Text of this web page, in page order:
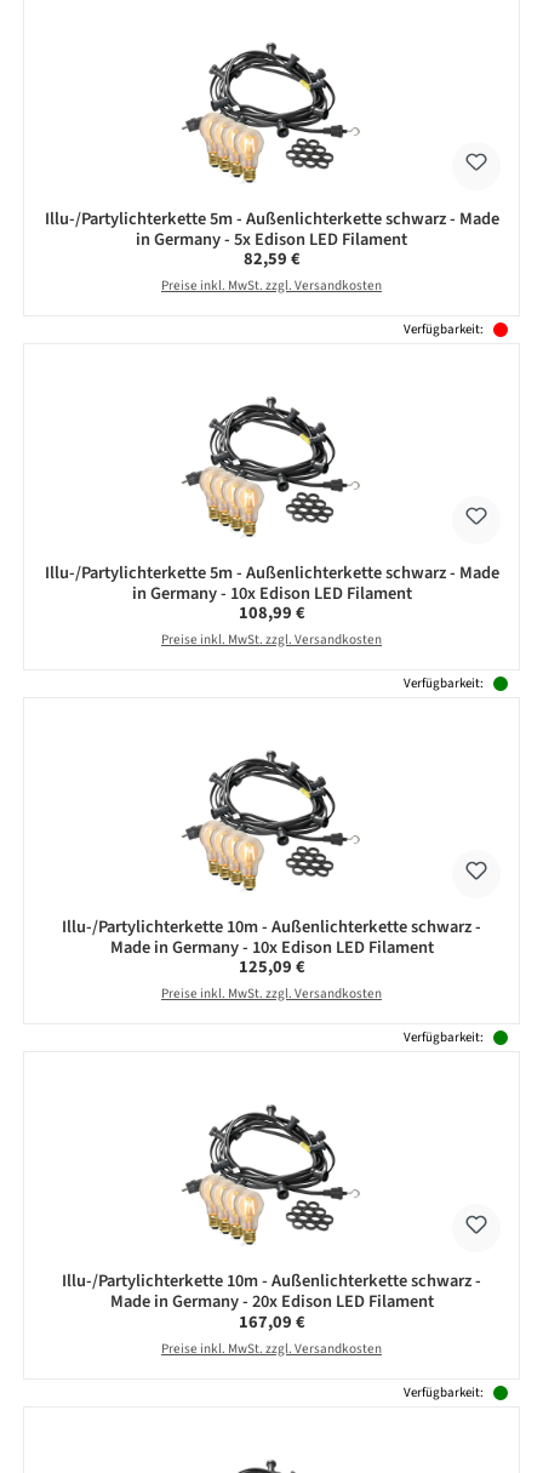
Illu-/Partylichterkette 5m - Außenlichterkette schwarz - Made
in Germany - 5x Edison LED Filament
Regulärer Preis:
82,59 €
Preise inkl. MwSt. zzgl. Versandkosten
Verfügbarkeit:
Illu-/Partylichterkette 5m - Außenlichterkette schwarz - Made
in Germany - 10x Edison LED Filament
Regulärer Preis:
108,99 €
Preise inkl. MwSt. zzgl. Versandkosten
Verfügbarkeit:
Illu-/Partylichterkette 10m - Außenlichterkette schwarz -
Made in Germany - 10x Edison LED Filament
Regulärer Preis:
125,09 €
Preise inkl. MwSt. zzgl. Versandkosten
Verfügbarkeit:
Illu-/Partylichterkette 10m - Außenlichterkette schwarz -
Made in Germany - 20x Edison LED Filament
Regulärer Preis:
167,09 €
Preise inkl. MwSt. zzgl. Versandkosten
Verfügbarkeit: